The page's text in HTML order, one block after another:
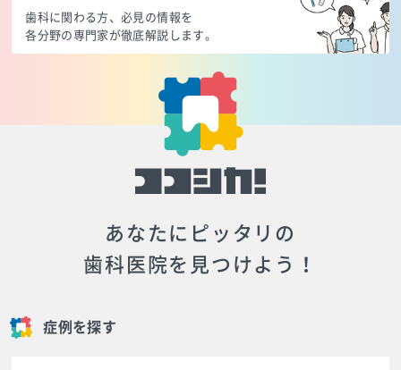
歯科に関わる方、必見の情報を
各分野の専門家が徹底解説します。
あなたにピッタリの
歯科医院を見つけよう！
症例を探す